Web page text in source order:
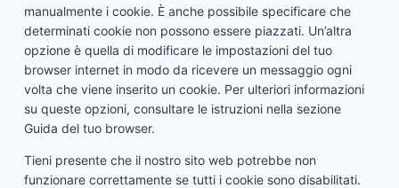
manualmente i cookie. È anche possibile specificare che
determinati cookie non possono essere piazzati. Un’altra
opzione è quella di modificare le impostazioni del tuo
browser internet in modo da ricevere un messaggio ogni
volta che viene inserito un cookie. Per ulteriori informazioni
su queste opzioni, consultare le istruzioni nella sezione
Guida del tuo browser.
Tieni presente che il nostro sito web potrebbe non
funzionare correttamente se tutti i cookie sono disabilitati.